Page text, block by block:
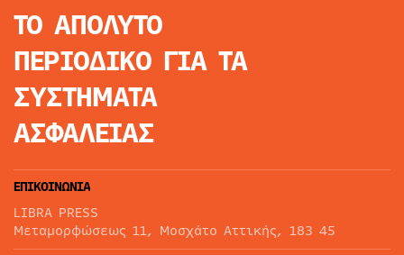
ΤΟ ΑΠΟΛΥΤΟ
ΠΕΡΙΟΔΙΚΟ ΓΙΑ ΤΑ
ΣΥΣΤΗΜΑΤΑ
ΑΣΦΑΛΕΙΑΣ
ΕΠΙΚΟΙΝΩΝΙΑ
LIBRA PRESS
Μεταμορφώσεως 11, Μοσχάτο Αττικής, 183 45